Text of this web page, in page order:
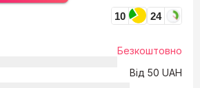
10 24
Безкоштовно
Від 50 UAH